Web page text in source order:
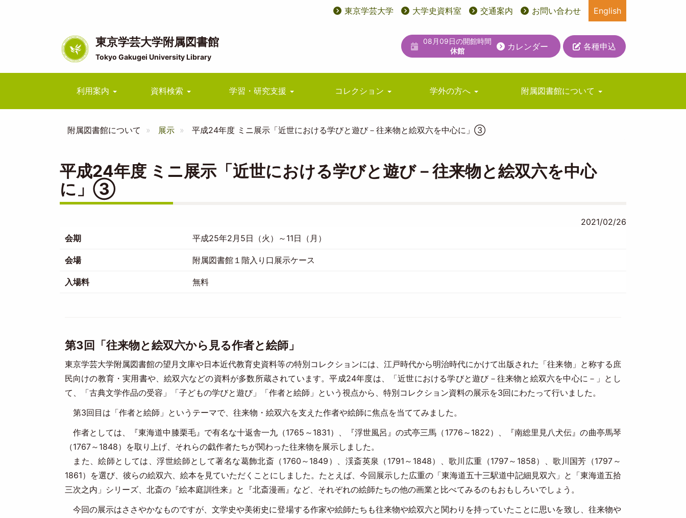
ン
移
User
ユ
ィ
リ
テ
ィ
ニ
ュ
東京学芸大学 大学史資料室 交通案内 お問い合わせ English
東京学芸大学附属図書館
Tokyo Gakugei University Library
08月09日の開館時間
休館
カレンダー 各種申込
Main
navigation
利用案内 資料検索 学習・研究支援 コレクション 学外の方へ 附属図書館について
附属図書館について 展示 平成24年度 ミニ展示「近世における学びと遊び－往来物と絵双六を中心に」③
平成24年度 ミニ展示「近世における学びと遊び－往来物と絵双六を中心
に」③
2021/02/26
会期
平成25年2月5日（火）～11日（月）
会場 附属図書館１階入り口展示ケース
入場料 無料
第3回「往来物と絵双六から見る作者と絵師」
東京学芸大学附属図書館の望月文庫や日本近代教育史資料等の特別コレクションには、江戸時代から明治時代にかけて出版された「往来物」と称する庶
民向けの教育・実用書や、絵双六などの資料が多数所蔵されています。平成24年度は、「近世における学びと遊び－往来物と絵双六を中心に－」とし
て、「古典文学作品の受容」「子どもの学びと遊び」「作者と絵師」という視点から、特別コレクション資料の展示を3回にわたって行いました。
第3回目は「作者と絵師」というテーマで、往来物・絵双六を支えた作者や絵師に焦点を当ててみました。
作者としては、『東海道中膝栗毛』で有名な十返舎一九（1765～1831）、『浮世風呂』の式亭三馬（1776～1822）、『南総里見八犬伝』の曲亭馬琴
（1767～1848）を取り上げ、それらの戯作者たちが関わった往来物を展示しました。
また、絵師としては、浮世絵師として著名な葛飾北斎（1760～1849）、渓斎英泉（1791～1848）、歌川広重（1797～1858）、歌川国芳（1797～
1861）を選び、彼らの絵双六、絵本を見ていただくことにしました。たとえば、今回展示した広重の「東海道五十三駅道中記細見双六」と「東海道五拾
三次之内」シリーズ、北斎の『絵本庭訓徃来』と『北斎漫画』など、それぞれの絵師たちの他の画業と比べてみるのもおもしろいでしょう。
今回の展示はささやかなものですが、文学史や美術史に登場する作家や絵師たちも往来物や絵双六と関わりを持っていたことに思いを致し、往来物や